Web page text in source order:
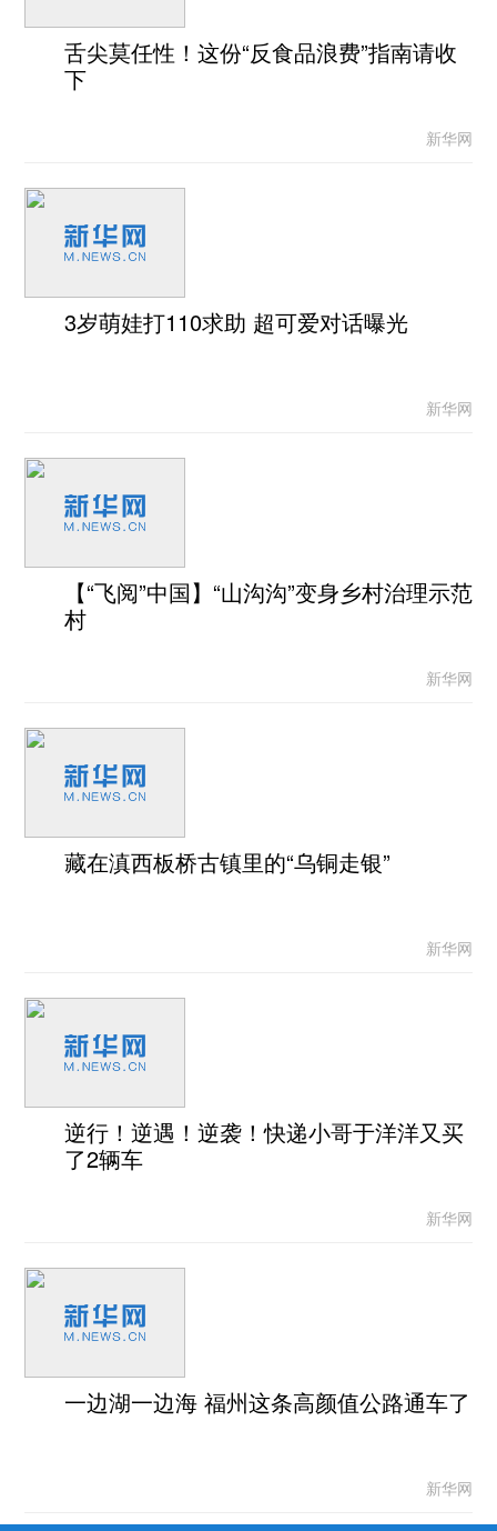
舌尖莫任性！这份“反食品浪费”指南请收
下
新华网
3岁萌娃打110求助 超可爱对话曝光
新华网
【“飞阅”中国】“山沟沟”变身乡村治理示范
村
新华网
藏在滇西板桥古镇里的“乌铜走银”
新华网
逆行！逆遇！逆袭！快递小哥于洋洋又买
了2辆车
新华网
一边湖一边海 福州这条高颜值公路通车了
新华网